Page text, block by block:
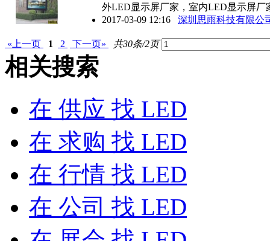
外LED显示屏厂家，室内LED显示屏厂
2017-03-09 12:16
深圳思雨科技有限公
«上一页 1 2 下一页» 共30条/2页
相关搜索
在 供应 找 LED
在 求购 找 LED
在 行情 找 LED
在 公司 找 LED